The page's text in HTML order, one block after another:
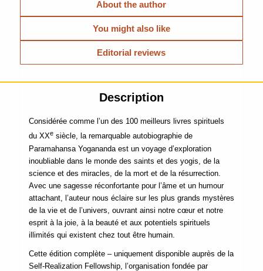
About the author
You might also like
Editorial reviews
Description
Considérée comme l’un des 100 meilleurs livres spirituels
du XXesiècle, la remarquable autobiographie de
Paramahansa Yogananda est un voyage d’exploration
inoubliable dans le monde des saints et des yogis, de la
science et des miracles, de la mort et de la résurrection.
Avec une sagesse réconfortante pour l’âme et un humour
attachant, l’auteur nous éclaire sur les plus grands mystères
de la vie et de l’univers, ouvrant ainsi notre cœur et notre
esprit à la joie, à la beauté et aux potentiels spirituels
illimités qui existent chez tout être humain.
Cette édition complète – uniquement disponible auprès de la
Self-Realization Fellowship, l’organisation fondée par